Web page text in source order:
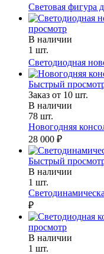
Световая фигура
просмотр
В наличии
1 шт.
Светодиодная
Быстрый
Заказ от 10 шт.
В наличии
78 шт.
Новогодняя
28 000 ₽
Быстрый
В наличии
1 шт.
₽
просмотр
В наличии
1 шт.